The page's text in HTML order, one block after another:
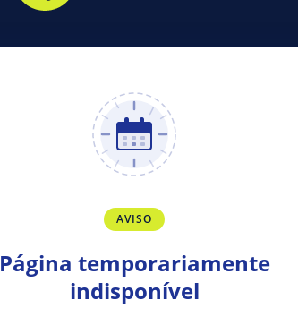
AVISO
Página temporariamente
indisponível